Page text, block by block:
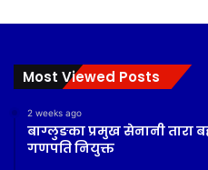
Most Viewed Posts
2 weeks ago
बाग्लुङका प्रमुख सेनानी तारा
गणपति नियुक्त